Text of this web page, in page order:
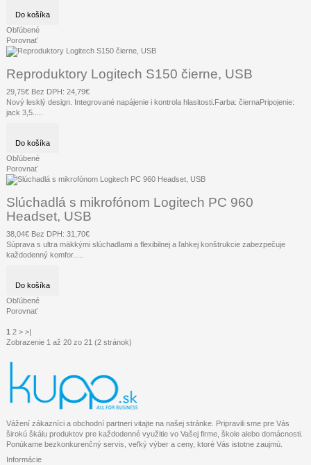
Do košíka
Obľúbené
Porovnať
Reproduktory Logitech S150 čierne, USB
29,75€ Bez DPH: 24,79€
Nový lesklý design. Integrované napájenie i kontrola hlasitosti.Farba: čiernaPripojenie:
jack 3,5.....
Do košíka
Obľúbené
Porovnať
Slúchadlá s mikrofónom Logitech PC 960
Headset, USB
38,04€ Bez DPH: 31,70€
Súprava s ultra mäkkými slúchadlami a flexibilnej a ľahkej konštrukcie zabezpečuje
každodenný komfor.....
Do košíka
Obľúbené
Porovnať
1 2 > >|
Zobrazenie 1 až 20 zo 21 (2 stránok)
Vážení zákazníci a obchodní partneri vitajte na našej stránke. Pripravili sme pre Vás
širokú škálu produktov pre každodenné využitie vo Vašej firme, škole alebo domácnosti.
Ponúkame bezkonkurenčný servis, veľký výber a ceny, ktoré Vás istotne zaujmú.
Informácie